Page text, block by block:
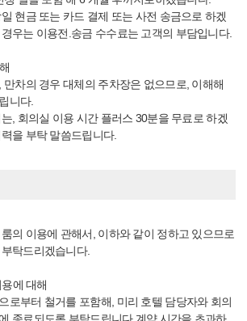
현금 또는 카드 결제 또는 사전 송금으로 하겠
우는 이용전.송금 수수료는 고객의 부담입니다.
차의 경우 대체의 주차장은 없으므로, 이해해
니다.
, 회의실 이용 시간 플러스 30분을 무료로 하겠
을 부탁 말씀드립니다.
의 이용에 관해서, 이하와 같이 정하고 있으므로
탁드리겠습니다.
에 대해
로부터 철거를 포함해, 미리 호텔 담당자와 회의